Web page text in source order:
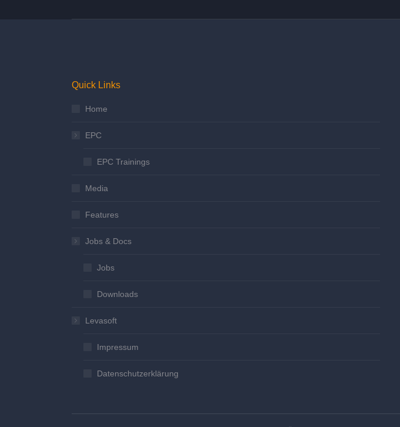
Quick Links
Home
EPC
EPC Trainings
Media
Features
Jobs & Docs
Jobs
Downloads
Levasoft
Impressum
Datenschutzerklärung